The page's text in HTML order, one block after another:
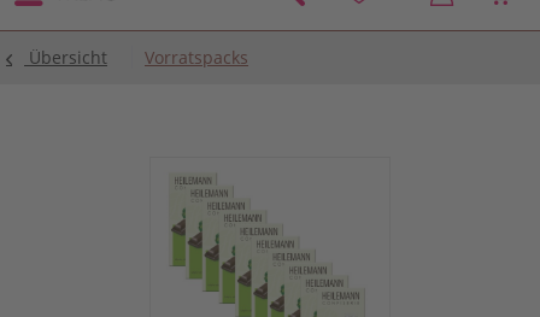
Übersicht Vorratspacks